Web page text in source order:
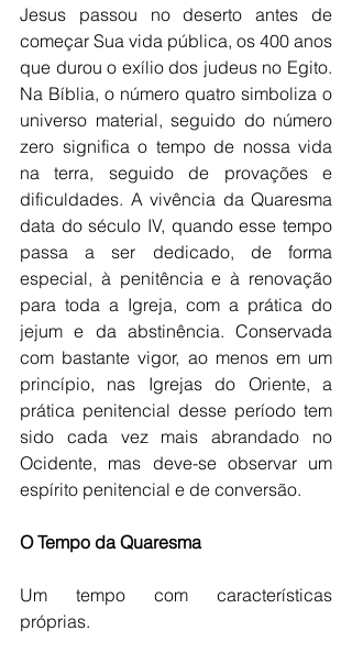
Jesus passou no deserto antes de
começar Sua vida pública, os 400 anos
que durou o exílio dos judeus no Egito.
Na Bíblia, o número quatro simboliza o
universo material, seguido do número
zero significa o tempo de nossa vida
na terra, seguido de provações e
dificuldades. A vivência da Quaresma
data do século IV, quando esse tempo
passa a ser dedicado, de forma
especial, à penitência e à renovação
para toda a Igreja, com a prática do
jejum e da abstinência. Conservada
com bastante vigor, ao menos em um
princípio, nas Igrejas do Oriente, a
prática penitencial desse período tem
sido cada vez mais abrandado no
Ocidente, mas deve-se observar um
espírito penitencial e de conversão.
O Tempo da Quaresma
Um tempo com características
próprias.